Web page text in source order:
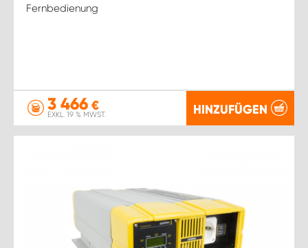
Fernbedienung
3 466 €
EXKL. 19 % MWST. HINZUFÜGEN